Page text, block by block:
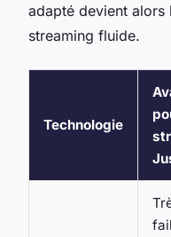
adapté devient alors
streaming fluide.
Technologie